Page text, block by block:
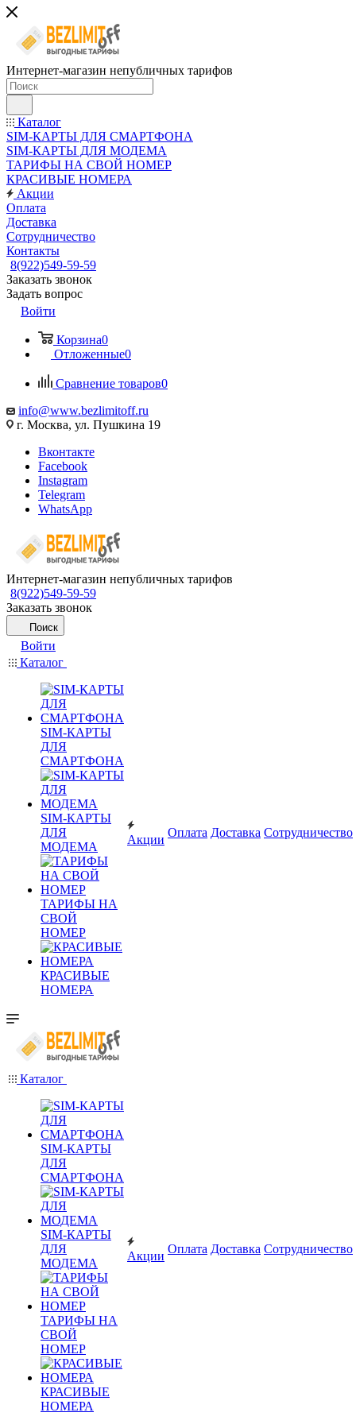
Интернет-магазин непубличных тарифов
Каталог
SIM-КАРТЫ ДЛЯ СМАРТФОНА
SIM-КАРТЫ ДЛЯ МОДЕМА
ТАРИФЫ НА СВОЙ НОМЕР
КРАСИВЫЕ НОМЕРА
Акции
Оплата
Доставка
Сотрудничество
Контакты
8(922)549-59-59
Заказать звонок
Задать вопрос
Войти
Корзина0
Отложенные0
Сравнение товаров0
info@www.bezlimitoff.ru
г. Москва, ул. Пушкина 19
Вконтакте
Facebook
Instagram
Telegram
WhatsApp
Интернет-магазин непубличных тарифов
8(922)549-59-59
Заказать звонок
Поиск
Войти
Каталог
SIM-КАРТЫ
ДЛЯ
СМАРТФОНА
SIM-КАРТЫ
ДЛЯ
МОДЕМА
ТАРИФЫ НА
СВОЙ
НОМЕР
КРАСИВЫЕ
НОМЕРА
Акции
Оплата Доставка Сотрудничество
Каталог
SIM-КАРТЫ
ДЛЯ
СМАРТФОНА
SIM-КАРТЫ
ДЛЯ
МОДЕМА
ТАРИФЫ НА
СВОЙ
НОМЕР
КРАСИВЫЕ
НОМЕРА
Акции
Оплата Доставка Сотрудничество